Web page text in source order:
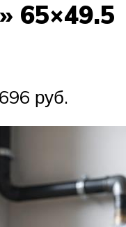
65×49.5
руб.